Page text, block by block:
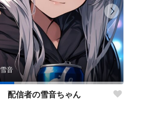
雪音
配信者の雪音ちゃん